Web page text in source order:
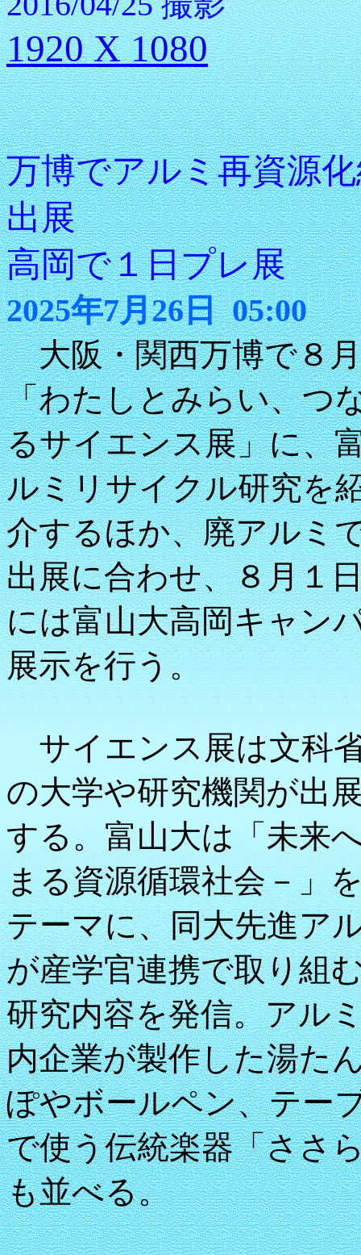
1920 X 1080
万博でアルミ再資源
出展
高岡で１日プレ展
2025年7月26日 05:00
大阪・関西万博で８月
「わたしとみらい、つ
るサイエンス展」に、
ルミリサイクル研究を
介するほか、廃アルミ
出展に合わせ、８月１
には富山大高岡キャン
展示を行う。
サイエンス展は文科
の大学や研究機関が出
する。富山大は「未来
まる資源循環社会－」
テーマに、同大先進ア
が産学官連携で取り組
研究内容を発信。アル
内企業が製作した湯た
ぽやボールペン、テー
で使う伝統楽器「ささ
も並べる。